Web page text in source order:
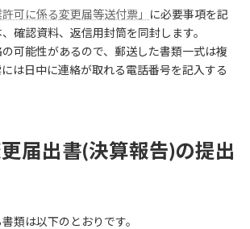
許可に係る変更届等送付票」
に必要事項を記
確認資料、返信用封筒を同封します。
可能性があるので、郵送した書類一式は複
は日中に連絡が取れる電話番号を記入する
届出書(決算報告)の提出
類は以下のとおりです。